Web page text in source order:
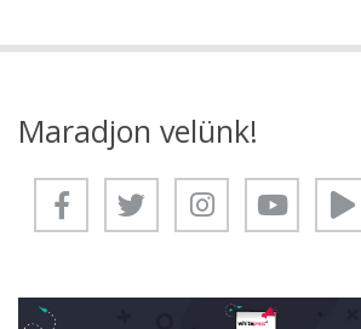
Maradjon velünk!